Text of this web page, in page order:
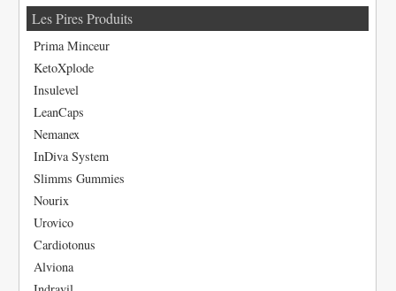
Les Pires Produits
Prima Minceur
KetoXplode
Insulevel
LeanCaps
Nemanex
InDiva System
Slimms Gummies
Nourix
Urovico
Cardiotonus
Alviona